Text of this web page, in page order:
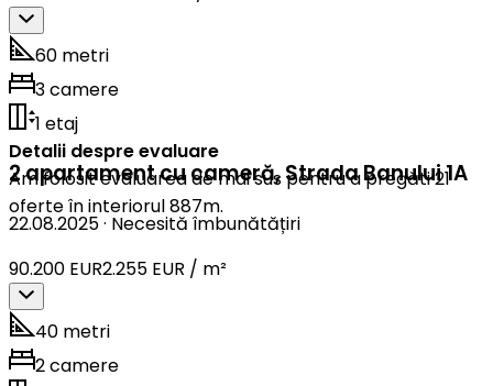
60 metri
3 camere
1 etaj
Detalii despre evaluare
Am folosit evaluarea de mai sus pentru a pregăti 21
oferte în interiorul 887m.
2 apartament cu cameră,Strada Banului 1A
22.08.2025· Necesită îmbunătățiri
90.200 EUR2.255 EUR / m²
40 metri
2 camere